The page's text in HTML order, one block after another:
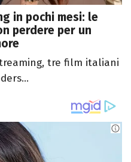
in pochi mesi: le
perdere per un
tre film italiani